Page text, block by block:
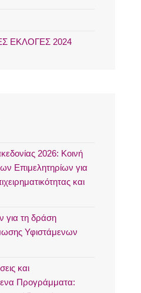
ΕΚΛΟΓΕΣ 2024
2026: Κοινή
Επιμελητηρίων για
και
για τη δράση
Υφιστάμενων
και
Προγράμματα: